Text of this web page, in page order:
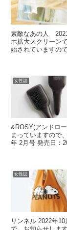
素敵なあの人
ホ拡大スクリーン
始されていますの
女性誌
&ROSY(アンドロ
まっていますので
年 2月号 発売日：
女性誌
リンネル 2022年